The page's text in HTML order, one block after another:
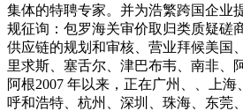
集体的特聘专家。并为浩繁跨国企业
规征询：包罗海关审价取归类质疑磋
供应链的规划和审核、营业拜候美国
里求斯、塞舌尔、津巴布韦、南非、
阿根2007 年以来，正在广州、、上海
呼和浩特、杭州、深圳、珠海、东莞